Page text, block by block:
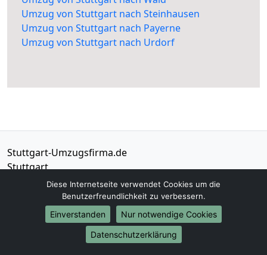
Umzug von Stuttgart nach Steinhausen
Umzug von Stuttgart nach Payerne
Umzug von Stuttgart nach Urdorf
Stuttgart-Umzugsfirma.de
Stuttgart
01579-2482305
info@stuttgart-umzugsfirma.de
Mo - Sa: 07:00 - 16:00 Uhr
Diese Internetseite verwendet Cookies um die
Benutzerfreundlichkeit zu verbessern.
Einverstanden
Nur notwendige Cookies
Datenschutzerklärung